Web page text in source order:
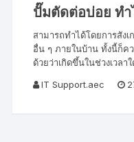
ปั๊มตัดต่อบ่อย ทำ
สามารถทำได้โดยการสัง
อื่น ๆ ภายในบ้าน ทั้งนี้ก็ค
ด้วยว่าเกิดขึ้นในช่วงเวลา
IT Support.aec